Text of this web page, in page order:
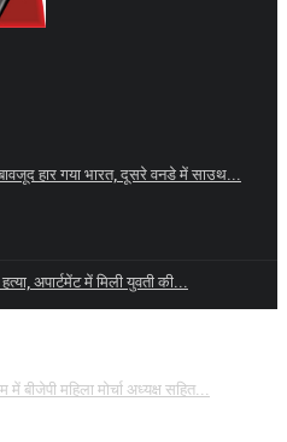
हार गया भारत, दूसरे वनडे में साउथ...
अपार्टमेंट में मिली युवती की...
बीजेपी महिला मोर्चा अध्यक्ष सहित...